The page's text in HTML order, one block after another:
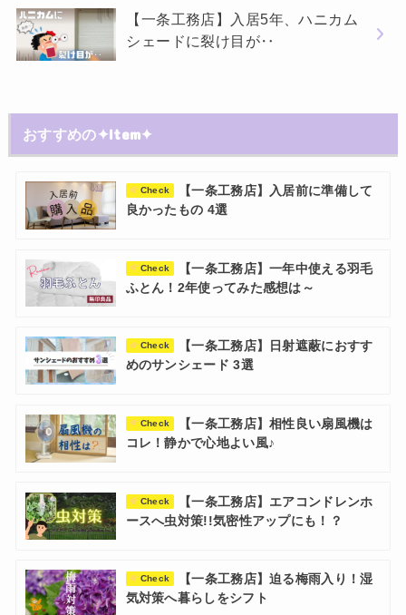
【一条工務店】入居5年、ハニカム
シェードに裂け目が‥
おすすめの✦Item✦
Check
【一条工務店】入居前に準備して
良かったもの 4選
Check
【一条工務店】一年中使える羽毛
ふとん！2年使ってみた感想は～
Check
【一条工務店】日射遮蔽におすす
めのサンシェード 3選
Check
【一条工務店】相性良い扇風機は
コレ！静かで心地よい風♪
Check
【一条工務店】エアコンドレンホ
ースへ虫対策!!気密性アップにも！？
Check
【一条工務店】迫る梅雨入り！湿
気対策へ暮らしをシフト